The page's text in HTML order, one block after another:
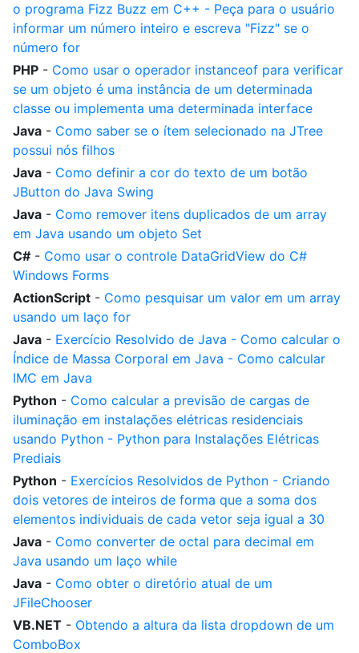
o programa Fizz Buzz em C++ - Peça para o usuário
informar um número inteiro e escreva "Fizz" se o
número for
PHP - Como usar o operador instanceof para verificar
se um objeto é uma instância de um determinada
classe ou implementa uma determinada interface
Java - Como saber se o ítem selecionado na JTree
possui nós filhos
Java - Como definir a cor do texto de um botão
JButton do Java Swing
Java - Como remover itens duplicados de um array
em Java usando um objeto Set
C# - Como usar o controle DataGridView do C#
Windows Forms
ActionScript - Como pesquisar um valor em um array
usando um laço for
Java - Exercício Resolvido de Java - Como calcular o
Índice de Massa Corporal em Java - Como calcular
IMC em Java
Python - Como calcular a previsão de cargas de
iluminação em instalações elétricas residenciais
usando Python - Python para Instalações Elétricas
Prediais
Python - Exercícios Resolvidos de Python - Criando
dois vetores de inteiros de forma que a soma dos
elementos individuais de cada vetor seja igual a 30
Java - Como converter de octal para decimal em
Java usando um laço while
Java - Como obter o diretório atual de um
JFileChooser
VB.NET - Obtendo a altura da lista dropdown de um
ComboBox